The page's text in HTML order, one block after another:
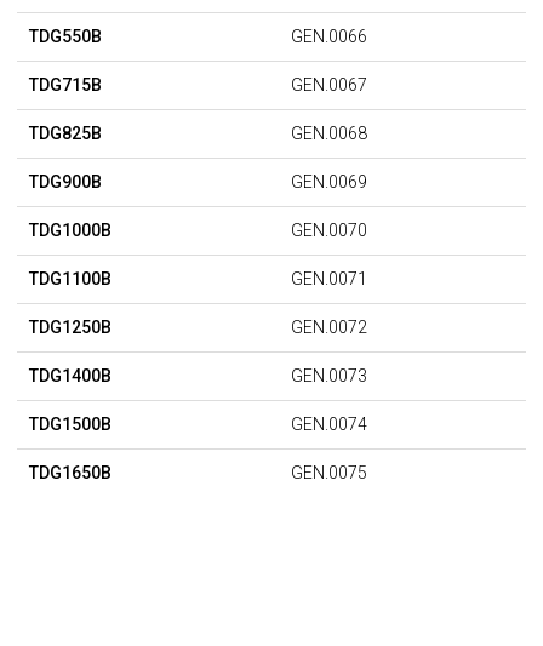
TDG550B GEN.0066
TDG715B GEN.0067
TDG825B GEN.0068
TDG900B GEN.0069
TDG1000B GEN.0070
TDG1100B GEN.0071
TDG1250B GEN.0072
TDG1400B GEN.0073
TDG1500B GEN.0074
TDG1650B GEN.0075